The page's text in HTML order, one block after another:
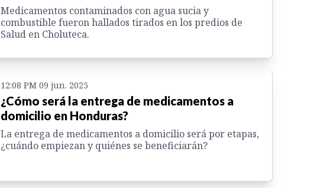
Medicamentos contaminados con agua sucia y
combustible fueron hallados tirados en los predios de
Salud en Choluteca.
12:08 PM 09 jun. 2025
¿Cómo será la entrega de medicamentos a
domicilio en Honduras?
La entrega de medicamentos a domicilio será por etapas,
¿cuándo empiezan y quiénes se beneficiarán?